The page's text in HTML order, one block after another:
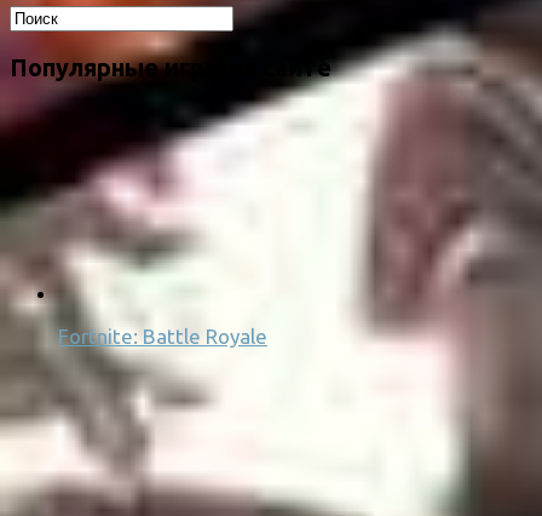
Популярные игры на сайте
Fortnite: Battle Royale